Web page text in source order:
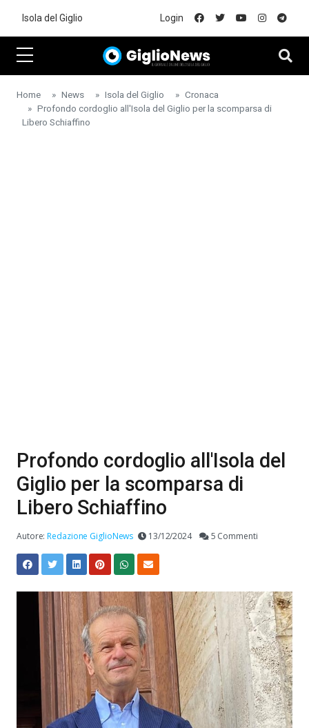
Isola del Giglio Login
Home News Isola del Giglio
Cronaca
Profondo cordoglio all'Isola del Giglio per la scomparsa di
Libero Schiaffino
Profondo cordoglio all'Isola del
Giglio per la scomparsa di
Libero Schiaffino
Autore:Redazione GiglioNews 13/12/2024 5 Commenti